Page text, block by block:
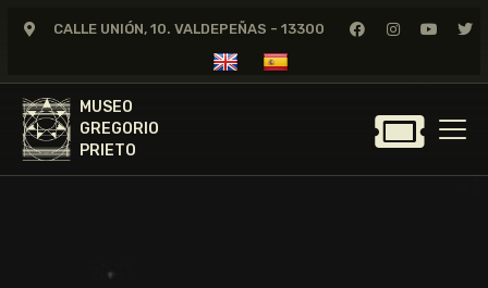
CALLE UNIÓN, 10. VALDEPEÑAS - 13300
MUSEO
GREGORIO
PRIETO
MUSEO
GREGORIO
GREGORIO PRIETO
CERTAMEN DE DIBUJO